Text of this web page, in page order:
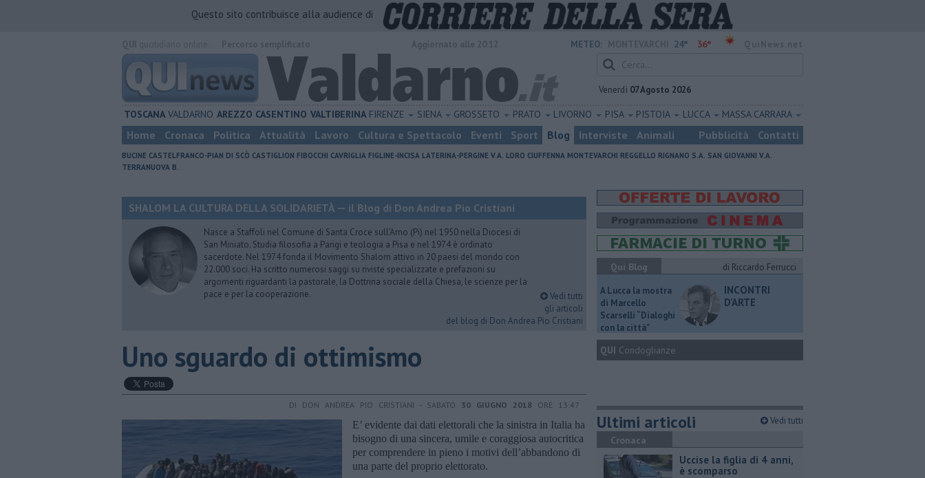
Questo sito contribuisce alla audience di
METEO: 24° 36°
Venerdì 07 Agosto 2026
TOSCANA VALDARNO AREZZO CASENTINO VALTIBERINA FIRENZE SIENA GROSSETO PRATO LIVORNO PISA PISTOIA LUCCA MASSA CARRARA
Home Cronaca Politica Attualità Lavoro Cultura e Spettacolo Eventi Sport Blog Interviste Animali Pubblicità Contatti
BUCINE CASTELFRANCO-PIAN DI SCÒ CASTIGLION FIBOCCHI CAVRIGLIA FIGLINE-INCISA LATERINA-PERGINE V.A. LORO CIUFFENNA MONTEVARCHI REGGELLO RIGNANO S.A. SAN GIOVANNI V.A.
TERRANUOVA B.
SHALOM LA CULTURA DELLA SOLIDARIETÀ — il Blog di Don Andrea Pio Cristiani
Nasce a Staffoli nel Comune di Santa Croce sull’Arno (Pi) nel 1950 nella Diocesi di
San Miniato. Studia filosofia a Parigi e teologia a Pisa e nel 1974 è ordinato
sacerdote. Nel 1974 fonda il Movimento Shalom attivo in 20 paesi del mondo con
22.000 soci. Ha scritto numerosi saggi su riviste specializzate e prefazioni su
argomenti riguardanti la pastorale, la Dottrina sociale della Chiesa, le scienze per la
pace e per la cooperazione.
Vedi tutti
gli articoli
del blog di Don Andrea Pio Cristiani
Uno sguardo di ottimismo
DI DON ANDREA PIO CRISTIANI - SABATO 30 GIUGNO 2018 ORE 13:47
E’ evidente dai dati elettorali che la sinistra in Italia ha
bisogno di una sincera, umile e coraggiosa autocritica
per comprendere in pieno i motivi dell’abbandono di
una parte del proprio elettorato.
Qui Blog
di Riccardo Ferrucci
A Lucca la mostra
di Marcello
Scarselli “Dialoghi
con la città"
INCONTRI
D'ARTE
QUI Condoglianze
Ultimi articoli Vedi tutti
Cronaca
Uccise la figlia di 4 anni,
è scomparso